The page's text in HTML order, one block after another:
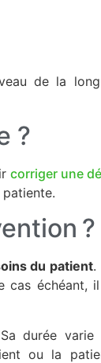
de la
?
corriger une
?
du patient.
échéant,
Sa durée
ou la